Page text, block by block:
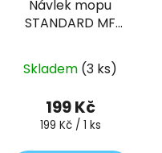
Návlek mopu
STANDARD MF
Skladem (3 ks)
199 Kč
Měrná
199 Kč / 1 ks